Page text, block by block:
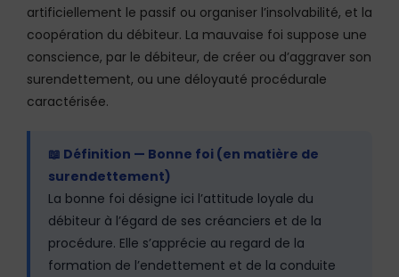
artificiellement le passif ou organiser l’insolvabilité, et la
coopération du débiteur. La mauvaise foi suppose une
conscience, par le débiteur, de créer ou d’aggraver son
surendettement, ou une déloyauté procédurale
caractérisée.
📖 Définition — Bonne foi (en matière de
surendettement)
La bonne foi désigne ici l’attitude loyale du
débiteur à l’égard de ses créanciers et de la
procédure. Elle s’apprécie au regard de la
formation de l’endettement et de la conduite